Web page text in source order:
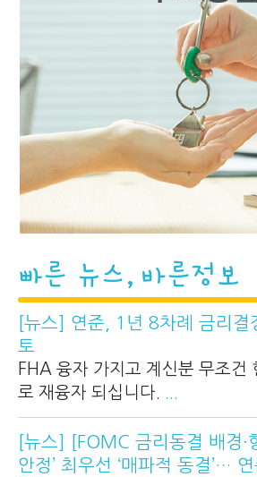
빠른 뉴스, 바른정보
[뉴스] 연준, 1년 8차례 금리결
토
FHA 융자 가지고 계신분 무조건
로 재융자 되십니다.
[뉴스] [FOMC 금리동결 배경·
안정’ 최우선 ‘매파적 동결’…